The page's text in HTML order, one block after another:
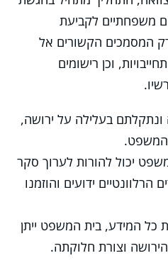
משפחתיים לקביעת
המסמכים הקשורים אל
וכן רישומים
בעלילה על ירושה,
המשפט.
יכול להורות לערוך סקר
הרלוונטיים ידועים והוזמנו
המידע, בית המשפט ייתן
וצורת חלוקתה.